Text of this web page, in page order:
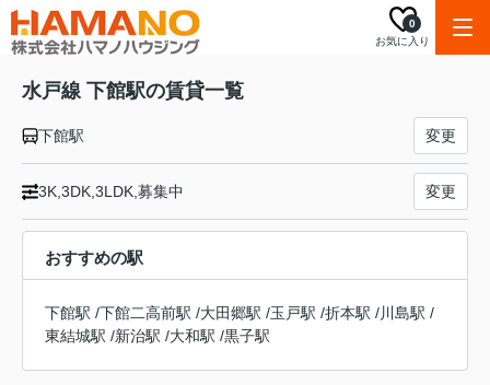
お気に入り
0
水戸線 下館駅の賃貸一覧
下館駅 変更
3K,3DK,3LDK,募集中 変更
おすすめの駅
下館駅 /下館二高前駅 /大田郷駅 /玉戸駅 /折本駅 /川島駅 /
東結城駅 /新治駅 /大和駅 /黒子駅